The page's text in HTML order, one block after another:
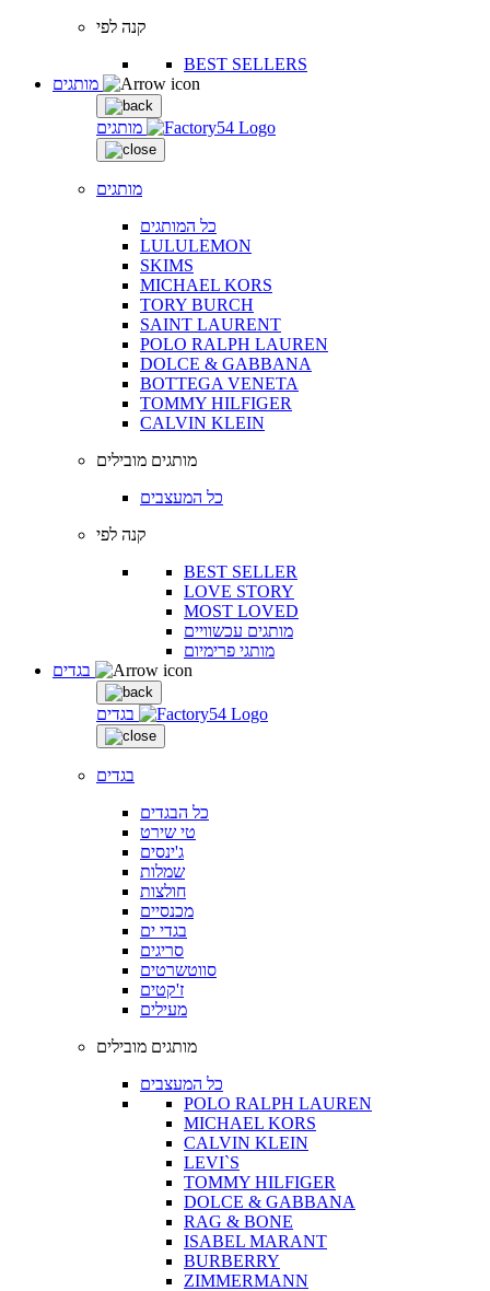
קנה לפי
BEST SELLERS
מותגים
מותגים
כל המותגים
LULULEMON
SKIMS
MICHAEL KORS
TORY BURCH
SAINT LAURENT
POLO RALPH LAUREN
DOLCE & GABBANA
BOTTEGA VENETA
TOMMY HILFIGER
CALVIN KLEIN
מותגים מובילים
כל המעצבים
קנה לפי
BEST SELLER
LOVE STORY
MOST LOVED
מותגים עכשוויים
מותגי פרימיום
בגדים
בגדים
כל הבגדים
טי שירט
ג'ינסים
שמלות
חולצות
מכנסיים
בגדי ים
סריגים
סווטשרטים
ז'קטים
מעילים
מותגים מובילים
כל המעצבים
POLO RALPH LAUREN
MICHAEL KORS
CALVIN KLEIN
LEVI`S
TOMMY HILFIGER
DOLCE & GABBANA
RAG & BONE
ISABEL MARANT
BURBERRY
ZIMMERMANN